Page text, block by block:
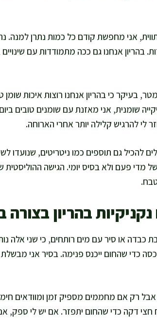
אני מחפשת קודם כל כמות נתרן למנה.
בהריון אנחנו גם ככה מתמודדות עם
בעיקר כי בהריון אנחנו רוצות איכות
שומנית, אני מאזנת עם שומנים טובים
לי להרגיש קלילה יותר אחרי הארוחה.
להכיל גם תוספים כמו ניטריטים, שנועדו
מדי פעם ולא בסיס יומי. הגישה
בהריון בצורה
כבדה או סיר עם מים רותחים, כי שני אלה
כדי שהחום ייכנס פנימה. בסיר אני
אבל רק אם מחממים מספיק זמן ומוודאים
חצי דקה כדי שהחום יתפזר. אם יש לי ספק,